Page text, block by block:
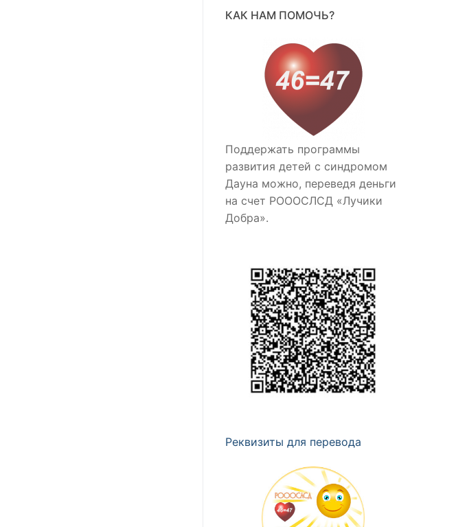
КАК НАМ ПОМОЧЬ?
Поддержать программы
развития детей с синдромом
Дауна можно, переведя деньги
на счет РОООСЛСД «Лучики
Добра».
Реквизиты для перевода